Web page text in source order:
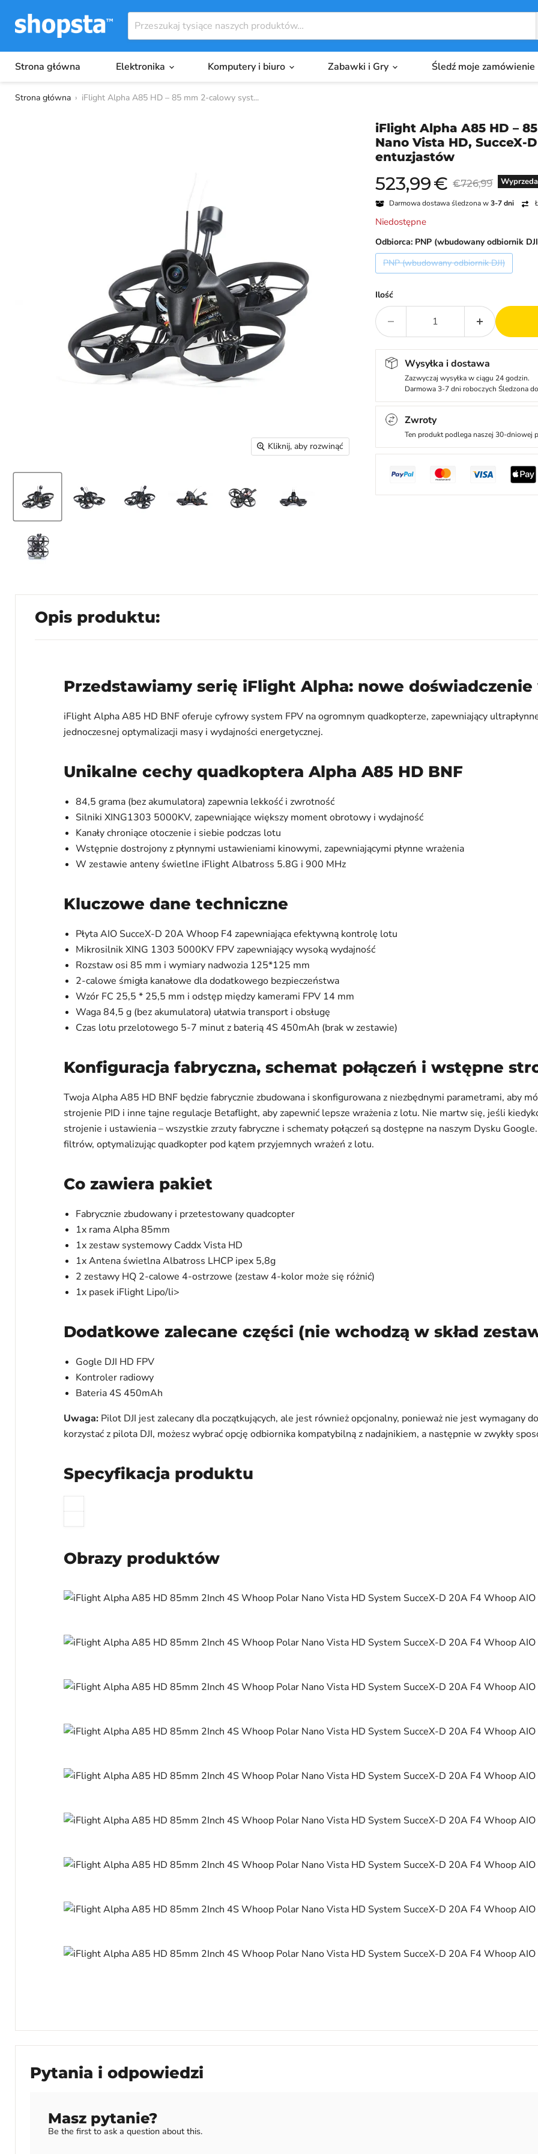
Strona główna Elektronika Komputery i biuro Zabawki i Gry Śledź moje zamówienie
Strona główna › iFlight Alpha A85 HD – 85 mm 2-calowy syst...
Kliknij, aby rozwinąć
iFlight Alpha A85 HD –
Nano Vista HD, SucceX-
entuzjastów
Aktualna cena
523,99€ Cena
€726,99
Darmowa dostawa śledzona w3-7 dni
Niedostępne
Odbiorca: PNP (wbudowany odbiornik
PNP (wbudowany odbiornik DJI)
Ilość
Wysyłka i dostawa
Zazwyczaj wysyłka w ciągu 24 godzin.
Darmowa 3-7 dni roboczych Śledzona
Zwroty
Ten produkt podlega naszej 30-dniowej
Opis produktu:
Przedstawiamy serię iFlight Alpha: nowe doświadczenie
iFlight Alpha A85 HD BNF oferuje cyfrowy system FPV na ogromnym quadkopterze, zapewniający
jednoczesnej optymalizacji masy i wydajności energetycznej.
Unikalne cechy quadkoptera Alpha A85 HD BNF
84,5 grama (bez akumulatora) zapewnia lekkość i zwrotność
Silniki XING1303 5000KV, zapewniające większy moment obrotowy i wydajność
Kanały chroniące otoczenie i siebie podczas lotu
Wstępnie dostrojony z płynnymi ustawieniami kinowymi, zapewniającymi płynne wrażenia
W zestawie anteny świetlne iFlight Albatross 5.8G i 900 MHz
Kluczowe dane techniczne
Płyta AIO SucceX-D 20A Whoop F4 zapewniająca efektywną kontrolę lotu
Mikrosilnik XING 1303 5000KV FPV zapewniający wysoką wydajność
Rozstaw osi 85 mm i wymiary nadwozia 125*125 mm
2-calowe śmigła kanałowe dla dodatkowego bezpieczeństwa
Wzór FC 25,5 * 25,5 mm i odstęp między kamerami FPV 14 mm
Waga 84,5 g (bez akumulatora) ułatwia transport i obsługę
Czas lotu przelotowego 5-7 minut z baterią 4S 450mAh (brak w zestawie)
Konfiguracja fabryczna, schemat połączeń i wstępne
Twoja Alpha A85 HD BNF będzie fabrycznie zbudowana i skonfigurowana z niezbędnymi parametrami, aby
strojenie PID i inne tajne regulacje Betaflight, aby zapewnić lepsze wrażenia z lotu. Nie martw się, jeśli
strojenie i ustawienia – wszystkie zrzuty fabryczne i schematy połączeń są dostępne na naszym Dysku
filtrów, optymalizując quadkopter pod kątem przyjemnych wrażeń z lotu.
Co zawiera pakiet
Fabrycznie zbudowany i przetestowany quadcopter
1x rama Alpha 85mm
1x zestaw systemowy Caddx Vista HD
1x Antena świetlna Albatross LHCP ipex 5,8g
2 zestawy HQ 2-calowe 4-ostrzowe (zestaw 4-kolor może się różnić)
1x pasek iFlight Lipo/li>
Dodatkowe zalecane części (nie wchodzą w skład
Gogle DJI HD FPV
Kontroler radiowy
Bateria 4S 450mAh
Uwaga: Pilot DJI jest zalecany dla początkujących, ale jest również opcjonalny, ponieważ nie jest wymagany
korzystać z pilota DJI, możesz wybrać opcję odbiornika kompatybilną z nadajnikiem, a następnie w zwykły
Specyfikacja produktu
Obrazy produktów
Pytania i odpowiedzi
Masz pytanie?
Be the first to ask a question about this.